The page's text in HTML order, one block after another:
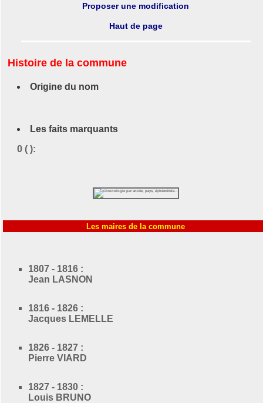
Proposer une modification
Haut de page
Histoire de la commune
Origine du nom
Les faits marquants
0 ( ):
Les maires de la commune
1807 - 1816 :
Jean LASNON
1816 - 1826 :
Jacques LEMELLE
1826 - 1827 :
Pierre VIARD
1827 - 1830 :
Louis BRUNO